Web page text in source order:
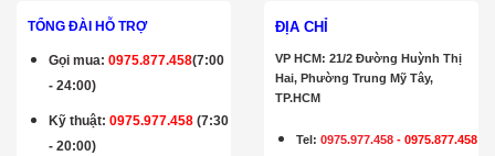
TỔNG ĐÀI HỖ TRỢ
Gọi mua:0975.877.458(7:00
- 24:00)
Kỹ thuật:0975.977.458 (7:30
- 20:00)
ĐỊA CHỈ
VP HCM: 21/2 Đường Huỳnh Thị
Hai, Phường Trung Mỹ Tây,
TP.HCM
Tel:0975.977.458 -0975.877.458